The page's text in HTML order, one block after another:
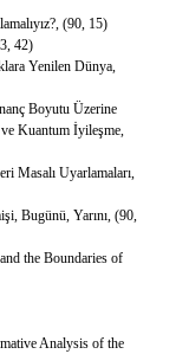
(90, 15)
42)
Yenilen Dünya,
Boyutu Üzerine
Kuantum İyileşme,
Masalı Uyarlamaları,
Bugünü, Yarını, (90,
the Boundaries of
Analysis of the